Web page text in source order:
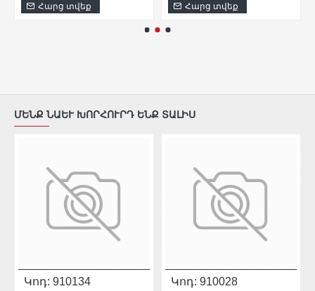
Հարց տվեք
Հարց տվեք
ՄԵՆՔ ՆԱԵՒ ԽՈՐՀՈՒՐԴ ԵՆՔ ՏԱԼԻՍ
Կոդ: 910134
Կոդ: 910028